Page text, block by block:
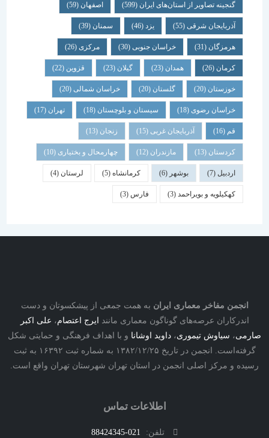
گنجینه تصاویر از استان‌های ایران(599) اصفهان (59)
آذربایجان شرقی(55) یزد سمنان (39)
هرمزگان(31) خراسان جنوبی(30) مرکزی (26)
همدان گیلان قزوین
خوزستان(20) گلستان (20) خراسان شمالی(20)
خراسان رضوی(18) سیستان و بلوچستان(18) تهران
آذربایجان غربی(15) زنجان
کردستان(13) مازندران(12) چهارمحال و بختیاری (10)
بوشهر کرمانشاه(5) لرستان (4)
کهکیلویه و بویراحمد(3) فارس
مفاخر معماری ایرانبه همت جمعی از پیشکسوتان و دست
عرصه‌های گوناگون معماری مانندایرج اعتصام،علی اکبر
،سیاوش تیموری،داوید اوشاناو با اهداف فرهنگی و حمایتی شکل
گرفته‌است. انجمن در تاریخ ۱۳۸۲/۱۲/۲۵ به شماره ثبت ۱۶۳۹۲ به ثبت
و مرکز اصلی انجمن در استان تهران شهرستان تهران واقع است.
اطلاعات تماس
تلفن:
021-88424345